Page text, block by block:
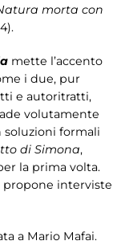
morta con
mette l’accento
i due, pur
e autoritratti,
volutamente
formali
di Simona,
la prima volta.
propone interviste
a Mario Mafai.